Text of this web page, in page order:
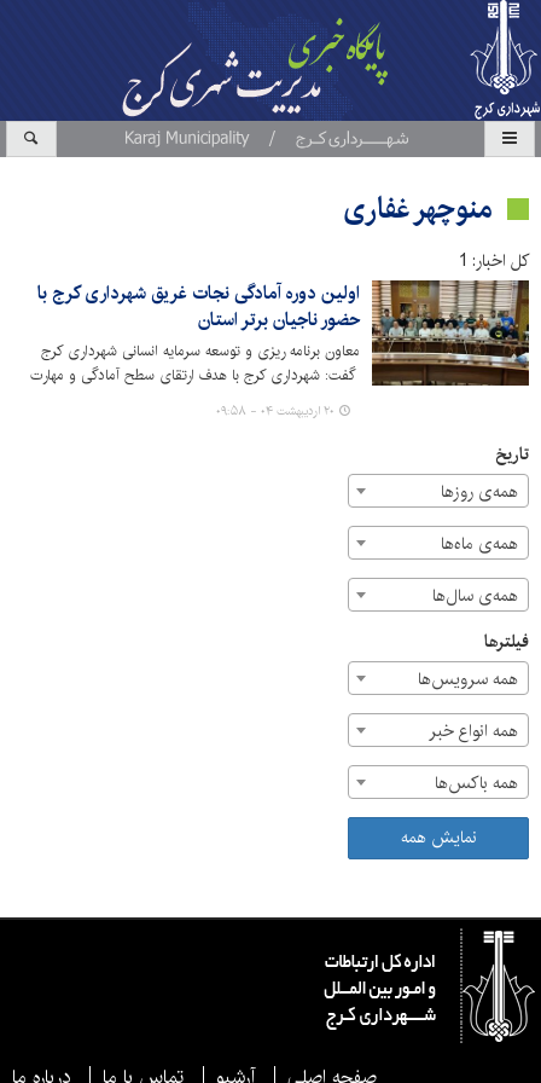
منوچهر غفاری
کل اخبار: 1
اولین دوره آمادگی نجات غریق شهرداری کرج با
حضور ناجیان برتر استان
معاون برنامه ریزی و توسعه سرمایه انسانی شهرداری کرج
گفت: شهرداری کرج با هدف ارتقای سطح آمادگی و مهارت
های تخصصی ناجیان غریق استان، اولین دوره جامع نجات
غریق با حضور مدرسین فدراسیون نجات غریق و غواصی کشور
۲۰ اردیبهشت ۰۴ - ۰۹:۵۸
تاریخ
همه‌ی روزها
همه‌ی ماه‌ها
همه‌ی سال‌ها
فیلترها
همه سرویس‌ها
همه انواع خبر
همه باکس‌ها
نمایش همه